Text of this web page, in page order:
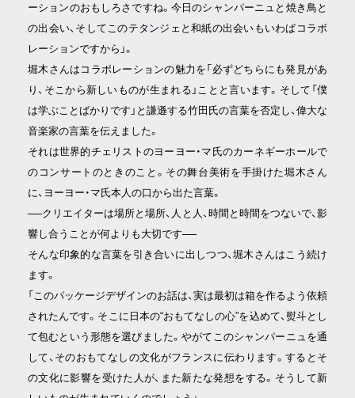
ーションのおもしろさですね。今日のシャンパーニュと焼き鳥と
の出会い、そしてこのテタンジェと和紙の出会いもいわばコラボ
レーションですから」。
堀木さんはコラボレーションの魅力を「必ずどちらにも発見があ
り、そこから新しいものが生まれる」ことと言います。そして「僕
は学ぶことばかりです」と謙遜する竹田氏の言葉を否定し、偉大な
音楽家の言葉を伝えました。
それは世界的チェリストのヨーヨー・マ氏のカーネギーホールで
のコンサートのときのこと。その舞台美術を手掛けた堀木さん
に、ヨーヨー・マ氏本人の口から出た言葉。
──クリエイターは場所と場所、人と人、時間と時間をつないで、影
響し合うことが何よりも大切です──
そんな印象的な言葉を引き合いに出しつつ、堀木さんはこう続け
ます。
「このパッケージデザインのお話は、実は最初は箱を作るよう依頼
されたんです。そこに日本の“おもてなしの心”を込めて、熨斗とし
て包むという形態を選びました。やがてこのシャンパーニュを通
して、そのおもてなしの文化がフランスに伝わります。するとそ
の文化に影響を受けた人が、また新たな発想をする。そうして新